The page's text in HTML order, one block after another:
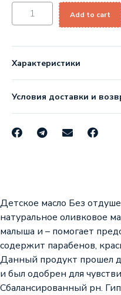
Add to cart
Характеристики
Условия доставки и
Детское масло Без
натуральное оливковое
малыша и – помогает
содержит парабенов,
Данный продукт прошел
и был одобрен для
Сбалансированный рн.